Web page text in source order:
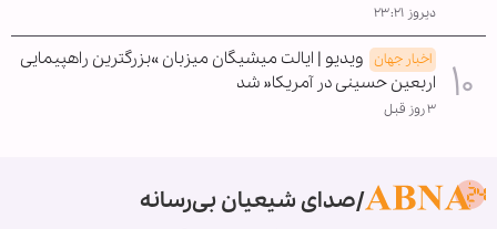
دیروز ۲۳:۲۱
اخبار جهان ویدیو | ایالت میشیگان میزبان »بزرگترین راهپیمایی
اربعین حسینی در آمریکا« شد
۳ روز قبل
صدای شیعیان بی‌رسانه